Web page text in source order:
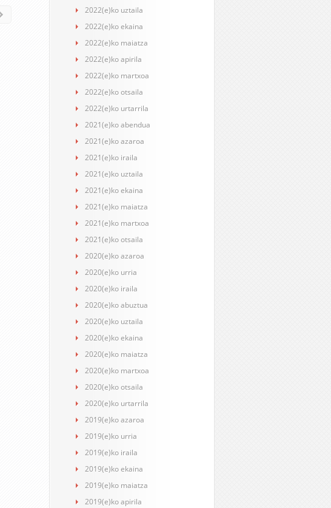
2022(e)ko uztaila
2022(e)ko ekaina
2022(e)ko maiatza
2022(e)ko apirila
2022(e)ko martxoa
2022(e)ko otsaila
2022(e)ko urtarrila
2021(e)ko abendua
2021(e)ko azaroa
2021(e)ko iraila
2021(e)ko uztaila
2021(e)ko ekaina
2021(e)ko maiatza
2021(e)ko martxoa
2021(e)ko otsaila
2020(e)ko azaroa
2020(e)ko urria
2020(e)ko iraila
2020(e)ko abuztua
2020(e)ko uztaila
2020(e)ko ekaina
2020(e)ko maiatza
2020(e)ko martxoa
2020(e)ko otsaila
2020(e)ko urtarrila
2019(e)ko azaroa
2019(e)ko urria
2019(e)ko iraila
2019(e)ko ekaina
2019(e)ko maiatza
2019(e)ko apirila